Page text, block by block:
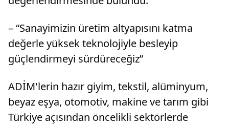
– “Sanayimizin üretim altyapısını katma
değerle yüksek teknolojiyle besleyip
güçlendirmeyi sürdüreceğiz”
ADİM'lerin hazır giyim, tekstil, alüminyum,
beyaz eşya, otomotiv, makine ve tarım gibi
Türkiye açısından öncelikli sektörlerde